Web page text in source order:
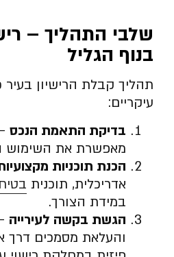
שלבי התהליך –
בנוף הגליל
תהליך קבלת הרישיון
עיקריים:
בדיקת התאמת הנכס
מאפשרת את השימוש
הכנת תוכניות
אדריכלית, תוכנית
במידת הצורך.
הגשת בקשה לעירייה
והעלאת מסמכים דרך